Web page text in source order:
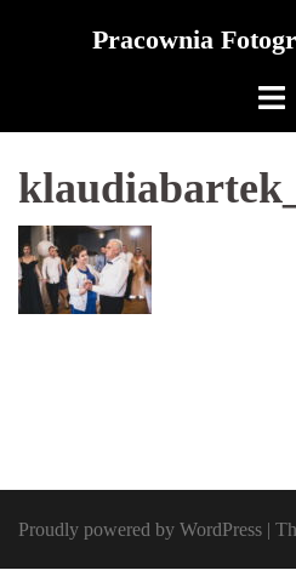
Pracownia
Proudly powered by WordPress |